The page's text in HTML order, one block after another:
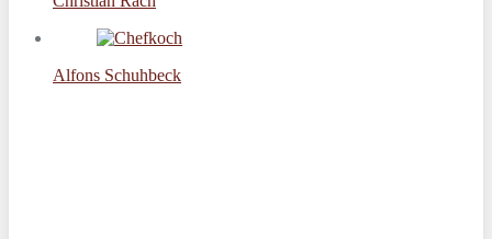
Alfons Schuhbeck